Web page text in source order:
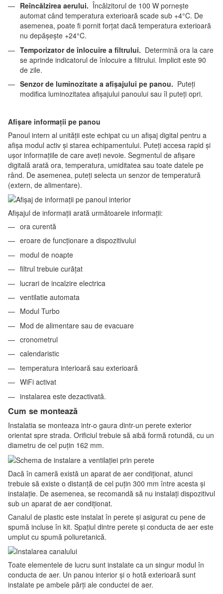
Reîncălzirea aerului. Încălzitorul de 100 W pornește
automat când temperatura exterioară scade sub +4°C. De
asemenea, poate fi pornit forțat dacă temperatura exterioară
nu depășește +24°C.
Temporizator de înlocuire a filtrului. Determină ora la care
se aprinde indicatorul de înlocuire a filtrului. Implicit este 90
de zile.
Senzor de luminozitate a afișajului pe panou. Puteți
modifica luminozitatea afișajului panoului sau îl puteți opri.
Afișare informații pe panou
Panoul intern al unității este echipat cu un afișaj digital pentru a
afișa modul activ și starea echipamentului. Puteți accesa rapid și
ușor informațiile de care aveți nevoie. Segmentul de afișare
digitală arată ora, temperatura, umiditatea sau toate datele pe
rând. De asemenea, puteți selecta un senzor de temperatură
(extern, de alimentare).
Afișajul de informații arată următoarele informații:
ora curentă
eroare de funcționare a dispozitivului
modul de noapte
filtrul trebuie curățat
lucrari de incalzire electrica
ventilatie automata
Modul Turbo
Mod de alimentare sau de evacuare
cronometrul
calendaristic
temperatura interioară sau exterioară
WiFi activat
instalarea este dezactivată.
Cum se montează
Instalatia se monteaza intr-o gaura dintr-un perete exterior
orientat spre strada. Orificiul trebuie să aibă formă rotundă, cu un
diametru de cel puțin 162 mm.
Dacă în cameră există un aparat de aer condiționat, atunci
trebuie să existe o distanță de cel puțin 300 mm între acesta și
instalație. De asemenea, se recomandă să nu instalați dispozitivul
sub un aparat de aer condiționat.
Canalul de plastic este instalat în perete și asigurat cu pene de
spumă incluse în kit. Spațiul dintre perete și conducta de aer este
umplut cu spumă poliuretanică.
Toate elementele de lucru sunt instalate ca un singur modul în
conducta de aer. Un panou interior și o hotă exterioară sunt
instalate pe ambele părți ale conductei de aer.